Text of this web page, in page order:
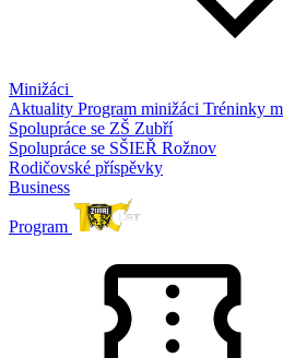
Minižáci
Aktuality Program minižáci Tréninky
Spolupráce se ZŠ Zubří
Spolupráce se SŠIEŘ Rožnov
Rodičovské příspěvky
Business
Program